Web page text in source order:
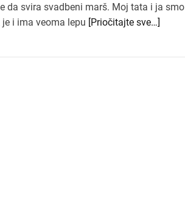
da svira svadbeni marš. Moj tata i ja
i ima veoma lepu [Priočitajte sve…]